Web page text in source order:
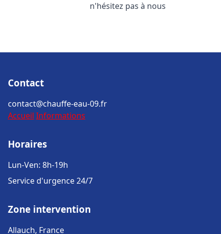
n'hésitez pas à nous
Contact
contact@chauffe-eau-09.fr
Accueil Informations
Horaires
Lun-Ven: 8h-19h
Service d'urgence 24/7
Zone intervention
Allauch, France